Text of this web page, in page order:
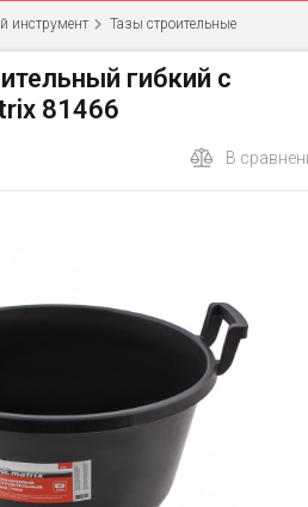
инструмент Тазы строительные
гибкий с
81466
В